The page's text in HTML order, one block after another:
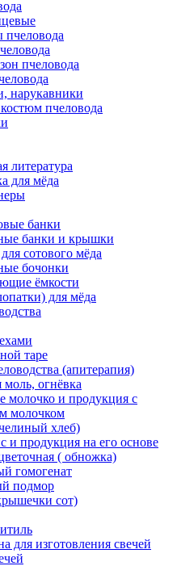
пчеловода
нарукавники
пчеловода
литература
для мёда
банки
банки и крышки
сотового мёда
бочонки
ёмкости
для мёда
таре
(апитерапия)
моль, огнёвка
молочко и продукция с
молочком
хлеб)
и продукция на его основе
( обножка)
гомогенат
подмор
сот)
для изготовления свечей